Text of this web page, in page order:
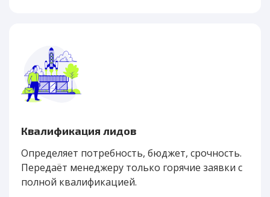
Квалификация лидов
Определяет потребность, бюджет, срочность.
Передаёт менеджеру только горячие заявки с
полной квалификацией.